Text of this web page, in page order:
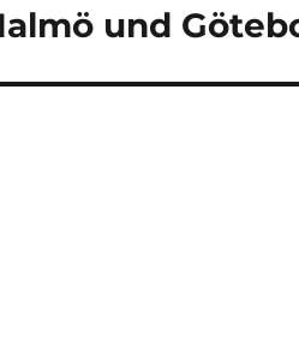
und